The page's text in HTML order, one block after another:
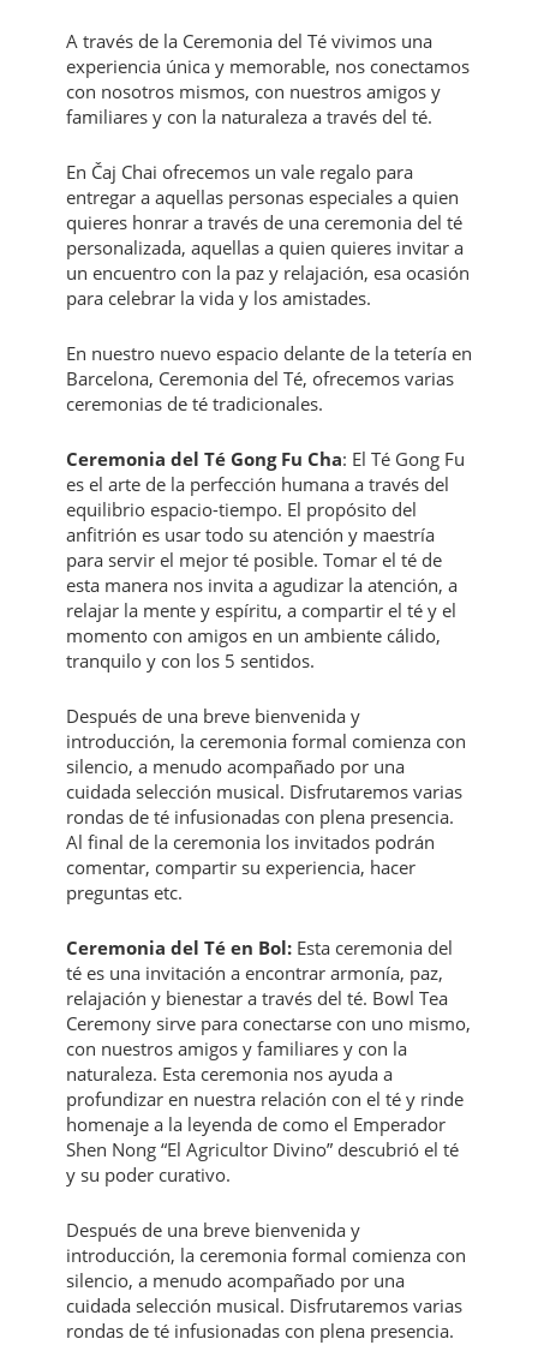
A través de la Ceremonia del Té vivimos una
experiencia única y memorable, nos conectamos
con nosotros mismos, con nuestros amigos y
familiares y con la naturaleza a través del té.
En Čaj Chai ofrecemos un vale regalo para
entregar a aquellas personas especiales a quien
quieres honrar a través de una ceremonia del té
personalizada, aquellas a quien quieres invitar a
un encuentro con la paz y relajación, esa ocasión
para celebrar la vida y los amistades.
En nuestro nuevo espacio delante de la tetería en
Barcelona, Ceremonia del Té, ofrecemos varias
ceremonias de té tradicionales.
Ceremonia del Té Gong Fu Cha: El Té Gong Fu
es el arte de la perfección humana a través del
equilibrio espacio-tiempo. El propósito del
anfitrión es usar todo su atención y maestría
para servir el mejor té posible. Tomar el té de
esta manera nos invita a agudizar la atención, a
relajar la mente y espíritu, a compartir el té y el
momento con amigos en un ambiente cálido,
tranquilo y con los 5 sentidos.
Después de una breve bienvenida y
introducción, la ceremonia formal comienza con
silencio, a menudo acompañado por una
cuidada selección musical. Disfrutaremos varias
rondas de té infusionadas con plena presencia.
Al final de la ceremonia los invitados podrán
comentar, compartir su experiencia, hacer
preguntas etc.
Ceremonia del Té en Bol: Esta ceremonia del
té es una invitación a encontrar armonía, paz,
relajación y bienestar a través del té. Bowl Tea
Ceremony sirve para conectarse con uno mismo,
con nuestros amigos y familiares y con la
naturaleza. Esta ceremonia nos ayuda a
profundizar en nuestra relación con el té y rinde
homenaje a la leyenda de como el Emperador
Shen Nong “El Agricultor Divino” descubrió el té
y su poder curativo.
Después de una breve bienvenida y
introducción, la ceremonia formal comienza con
silencio, a menudo acompañado por una
cuidada selección musical. Disfrutaremos varias
rondas de té infusionadas con plena presencia.